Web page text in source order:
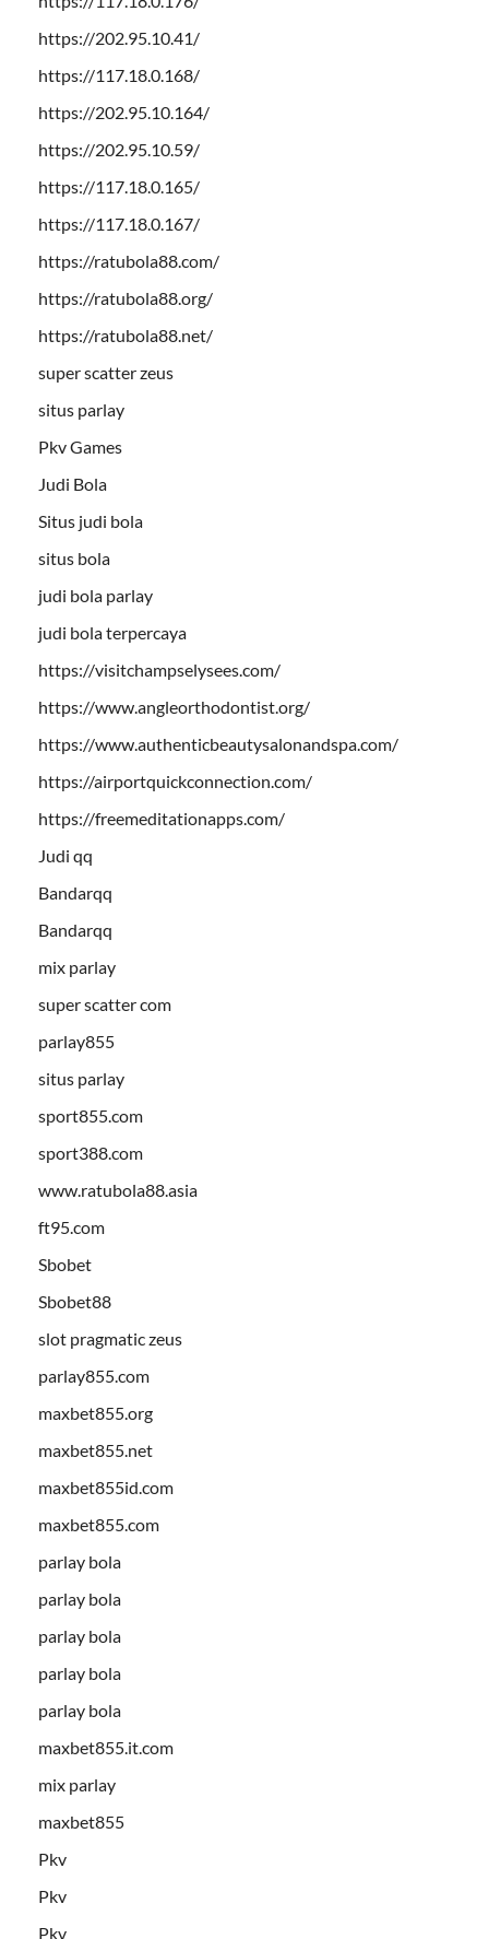
https://202.95.10.41/
https://117.18.0.168/
https://202.95.10.164/
https://202.95.10.59/
https://117.18.0.165/
https://117.18.0.167/
https://ratubola88.com/
https://ratubola88.org/
https://ratubola88.net/
super scatter zeus
situs parlay
Pkv Games
Judi Bola
Situs judi bola
situs bola
judi bola parlay
judi bola terpercaya
https://visitchampselysees.com/
https://www.angleorthodontist.org/
https://www.authenticbeautysalonandspa.com/
https://airportquickconnection.com/
https://freemeditationapps.com/
Judi qq
Bandarqq
Bandarqq
mix parlay
super scatter com
parlay855
situs parlay
sport855.com
sport388.com
www.ratubola88.asia
ft95.com
Sbobet
Sbobet88
slot pragmatic zeus
parlay855.com
maxbet855.org
maxbet855.net
maxbet855id.com
maxbet855.com
parlay bola
parlay bola
parlay bola
parlay bola
parlay bola
maxbet855.it.com
mix parlay
maxbet855
Pkv
Pkv
Pkv